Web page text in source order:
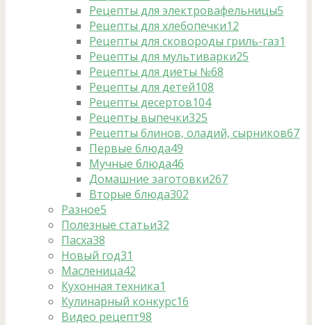
Рецепты для электровафельницы5
Рецепты для хлебопечки12
Рецепты для сковороды гриль-газ1
Рецепты для мультиварки25
Рецепты для диеты №68
Рецепты для детей108
Рецепты десертов104
Рецепты выпечки325
Рецепты блинов, оладий, сырников67
Первые блюда49
Мучные блюда46
Домашние заготовки267
Вторые блюда302
Разное5
Полезные статьи32
Пасха38
Новый год31
Масленица42
Кухонная техника1
Кулинарный конкурс16
Видео рецепт98